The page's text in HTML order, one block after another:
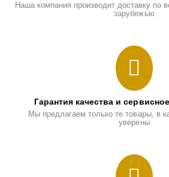
Наша компания производит доставку по
зарубежью
Гарантия качества и
Мы предлагаем только те товары, в
уверены